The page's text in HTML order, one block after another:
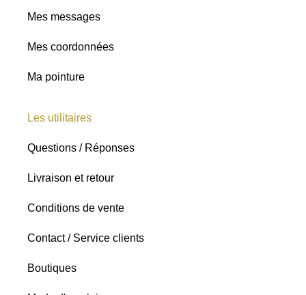
Mes messages
Mes coordonnées
Ma pointure
Les utilitaires
Questions / Réponses
Livraison et retour
Conditions de vente
Contact / Service clients
Boutiques